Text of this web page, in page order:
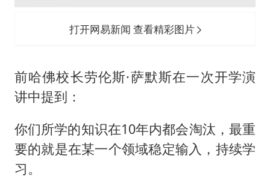
打开网易新闻 查看精彩图片
前哈佛校长劳伦斯·萨默斯在一次开学演
讲中提到：
你们所学的知识在10年内都会淘汰，最重
要的就是在某一个领域稳定输入，持续学
习。